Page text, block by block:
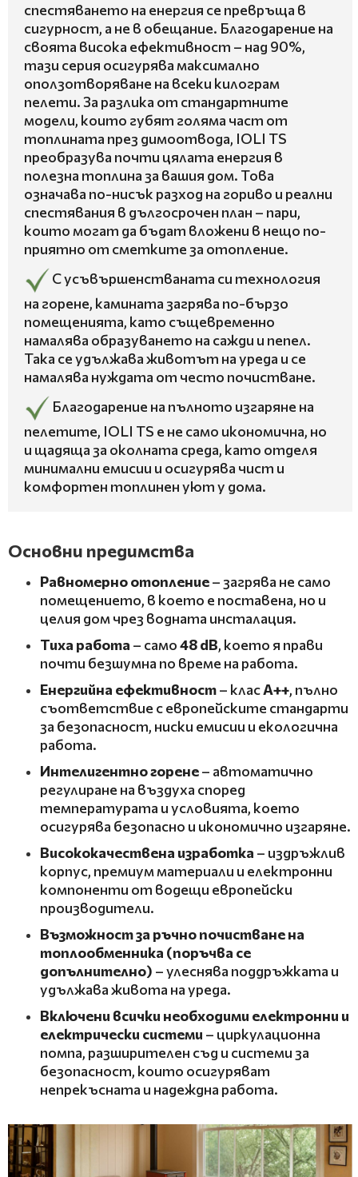
спестяването на енергия се превръща в
сигурност, а не в обещание. Благодарение на
своята висока ефективност – над 90%,
тази серия осигурява максимално
оползотворяване на всеки килограм
пелети. За разлика от стандартните
модели, които губят голяма част от
топлината през димоотвода, IOLI TS
преобразува почти цялата енергия в
полезна топлина за вашия дом. Това
означава по-нисък разход на гориво и реални
спестявания в дългосрочен план – пари,
които могат да бъдат вложени в нещо по-
приятно от сметките за отопление.
С усъвършенстваната си технология
на горене, камината загрява по-бързо
помещенията, като същевременно
намалява образуването на сажди и пепел.
Така се удължава животът на уреда и се
намалява нуждата от често почистване.
Благодарение на пълното изгаряне на
пелетите, IOLI TS е не само икономична, но
и щадяща за околната среда, като отделя
минимални емисии и осигурява чист и
комфортен топлинен уют у дома.
Основни предимства
Равномерно отопление– загрява не само
помещението, в което е поставена, но и
целия дом чрез водната инсталация.
Тиха работа – само48 dB, което я прави
почти безшумна по време на работа.
Енергийна ефективност– класA++, пълно
съответствие с европейските стандарти
за безопасност, ниски емисии и екологична
работа.
Интелигентно горене– автоматично
регулиране на въздуха според
температурата и условията, което
осигурява безопасно и икономично изгаряне.
Висококачествена изработка – издръжлив
корпус, премиум материали и електронни
компоненти от водещи европейски
производители.
Възможност за ръчно почистване на
топлообменника (поръчва се
допълнително) – улеснява поддръжката и
удължава живота на уреда.
Включени всички необходими електронни и
електрически системи – циркулационна
помпа, разширителен съд и системи за
безопасност, които осигуряват
непрекъсната и надеждна работа.